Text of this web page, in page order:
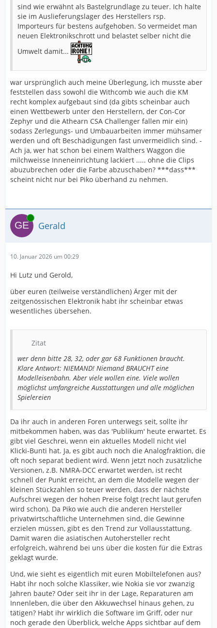
sind wie erwähnt als Bastelgrundlage zu teuer. Ich halte
sie im Auslieferungslager des Herstellers rsp.
Importeurs für bestens aufgehoben. So vermeidet man
neuen Elektronikschrott und belastet selber nicht die
Umwelt damit...
war ursprünglich auch meine Überlegung, ich musste aber
feststellen dass sowohl die Withcomb wie auch die KM
recht komplex aufgebaut sind (da gibts scheinbar auch
einen Wettbewerb unter den Herstellern, der Con-Cor
Zephyr und die Athearn CSA Challenger fallen mir ein)
sodass Zerlegungs- und Umbauarbeiten immer mühsamer
werden und oft Beschädigungen fast unvermeidlich sind. -
Ach ja, wer hat schon bei einem Walthers Waggon die
milchweisse Inneneinrichtung lackiert ..... ohne die Clips
abuzubrechen oder die Farbe abzuschaben? ***dass***
scheint nicht nur bei Piko überhand zu nehmen.
Online
Gerald
10. Januar 2026 um 00:29
Hi Lutz und Gerold,
über euren (teilweise verständlichen) Ärger mit der
zeitgenössischen Elektronik habt ihr scheinbar etwas
wesentliches übersehen.
Zitat
wer denn bitte 28, 32, oder gar 68 Funktionen braucht.
Klare Antwort: NIEMAND! Niemand BRAUCHT eine
Modelleisenbahn. Aber viele wollen eine. Viele wollen
möglichst umfangreiche Ausstattungen und alle möglichen
Spielereien
Da ihr auch in anderen Foren unterwegs seit, sollte ihr
mitbekommen haben, was das 'Publikum' heute erwartet. Es
gibt viel Geschrei, wenn ein aktuelles Modell nicht viel
Klicki-Bunti hat. Ja, es gibt auch noch die Analogfraktion, die
oft noch separat bedient wird. Wenn jetzt noch zusätzliche
Versionen, z.B. NMRA-DCC erwartet werden, ist recht
schnell der Punkt erreicht, an dem die Modelle wegen der
kleinen Stückzahlen so teuer werden, dass der nächste
Aufschrei wegen der hohen Preise folgt (recht laut gerufen
wird schon). Da Piko wie auch die anderen Hersteller
privatwirtschaftliche Unternehmen sind, die Gewinne
erzielen müssen, gibt es den Trend zur Vollausstattung.
Damit waren die asiatischen Autohersteller recht
erfolgreich, während bei uns über die kosten für die Extras
geklagt wurde.
Und, wie sieht es eigentlich mit euren Mobiltelefonen aus?
Habt ihr noch solche Klassiker, wie Nokia sie vor zwanzig
Jahren baute? Oder seit ihr in der Lage, Reparaturen am
Innenleben, die über den Akkuwechsel hinaus gehen, zu
tätigen? Habt ihr wirklich die Software im Griff, oder nur
noch gerade den Überblick, welche Apps sichtbar auf dem